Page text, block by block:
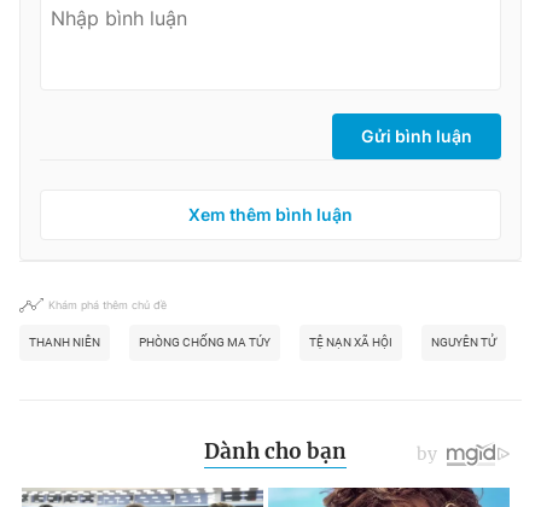
© 2003-2026 Bản quyền thuộc về Báo Thanh Niên. Cấm sao
chép dưới mọi hình thức nếu không có sự chấp thuận bằng văn
Gửi bình luận
Xem thêm bình luận
Khám phá thêm chủ đề
THANH NIÊN PHÒNG CHỐNG MA TÚY TỆ NẠN XÃ HỘI NGUYÊN TỬ